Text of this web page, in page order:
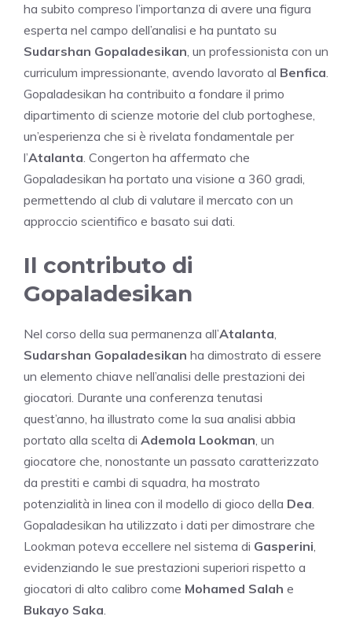
ha subito compreso l’importanza di avere una figura
esperta nel campo dell’analisi e ha puntato su
Sudarshan Gopaladesikan , un professionista con un
curriculum impressionante, avendo lavorato al Benfica
Gopaladesikan ha contribuito a fondare il primo
dipartimento di scienze motorie del club portoghese,
un’esperienza che si è rivelata fondamentale per
l’Atalanta . Congerton ha affermato che
Gopaladesikan ha portato una visione a 360 gradi,
permettendo al club di valutare il mercato con un
approccio scientifico e basato sui dati.
Il contributo di
Gopaladesikan
Nel corso della sua permanenza all’Atalanta
Sudarshan Gopaladesikan ha dimostrato di essere
un elemento chiave nell’analisi delle prestazioni dei
giocatori. Durante una conferenza tenutasi
quest’anno, ha illustrato come la sua analisi abbia
portato alla scelta di Ademola Lookman , un
giocatore che, nonostante un passato caratterizzato
da prestiti e cambi di squadra, ha mostrato
potenzialità in linea con il modello di gioco della Dea
Gopaladesikan ha utilizzato i dati per dimostrare che
Lookman poteva eccellere nel sistema di Gasperini
evidenziando le sue prestazioni superiori rispetto a
giocatori di alto calibro come Mohamed Salah e
Bukayo Saka